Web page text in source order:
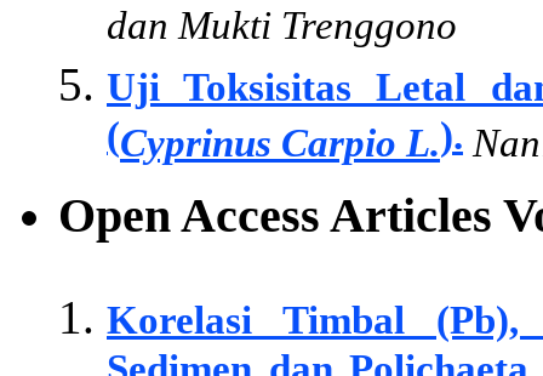
dan Mukti Trenggono
Uji Toksisitas Letal
(Cyprinus Carpio L.).
Open Access Articles
Korelasi Timbal